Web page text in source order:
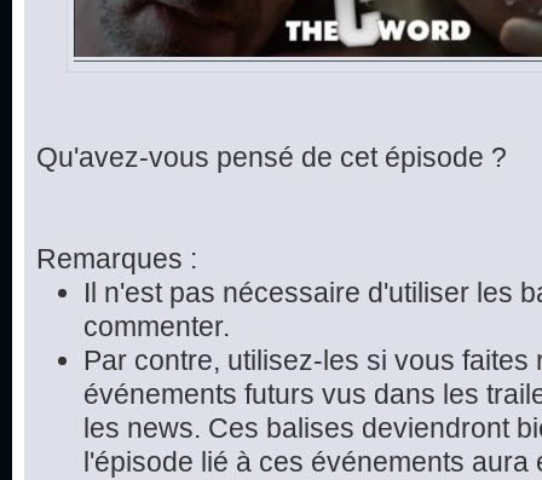
Qu'avez-vous pensé de cet épisode ?
Remarques :
Il n'est pas nécessaire d'utiliser les
commenter.
Par contre, utilisez-les si vous faites
événements futurs vus dans les
les news. Ces balises deviendront
l'épisode lié à ces événements aura